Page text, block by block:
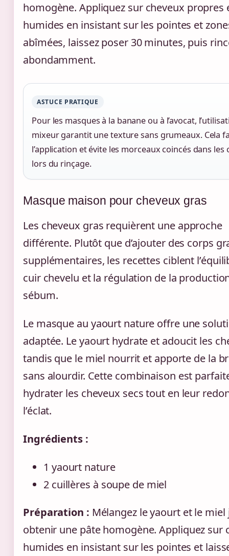
homogène. Appliquez sur cheveux propres
humides en insistant sur les pointes et
abîmées, laissez poser 30 minutes, puis
abondamment.
ASTUCE PRATIQUE
Pour les masques à la banane ou à l’avocat,
mixeur garantit une texture sans grumeaux. Cela
l’application et évite les morceaux coincés dans les
lors du rinçage.
Masque maison pour cheveux gras
Les cheveux gras requièrent une approche
différente. Plutôt que d’ajouter des corps
supplémentaires, les recettes ciblent
cuir chevelu et la régulation de la
sébum.
Le masque au yaourt nature offre une
adaptée. Le yaourt hydrate et adoucit les
tandis que le miel nourrit et apporte de la
sans alourdir. Cette combinaison est
hydrater les cheveux secs tout en leur
l’éclat.
Ingrédients :
1 yaourt nature
2 cuillères à soupe de miel
Préparation : Mélangez le yaourt et le miel
obtenir une pâte homogène. Appliquez sur
humides en insistant sur les pointes et